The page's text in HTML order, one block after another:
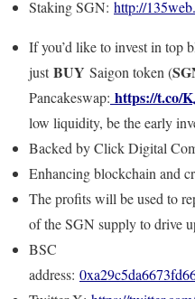
Staking SGN: http://
If you’d like to invest in top
justBUY Saigon token (
Pancakeswap: https://t.co/
low liquidity, be the early
Backed by Click Digital
Enhancing blockchain and
The profits will be used to
of the SGN supply to drive
BSC
address: